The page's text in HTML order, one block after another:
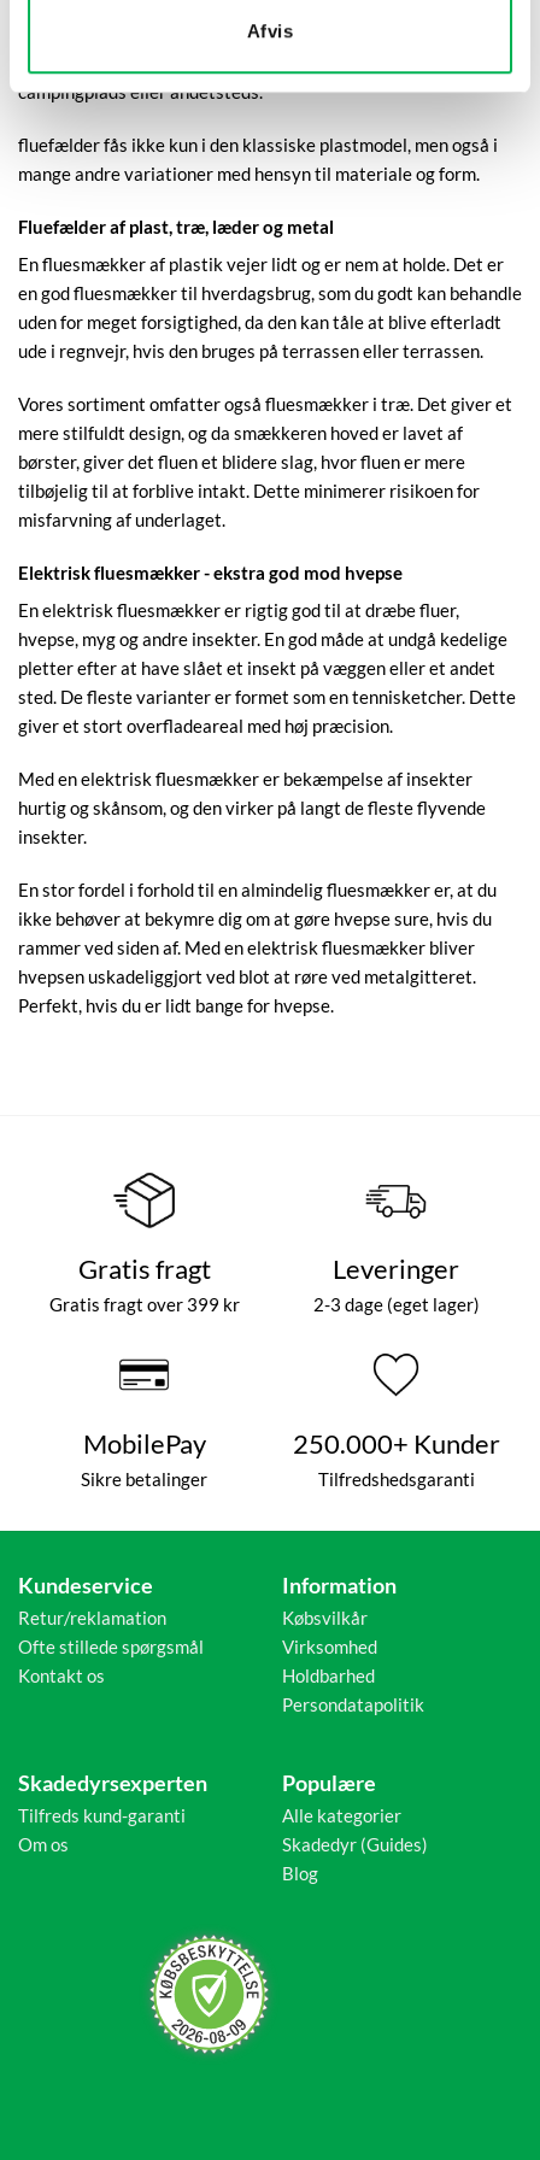
Afvis
rækkevidde. Det er også en god idé at pakke en eller flere
campingplads eller andetsteds.
fluefælder fås ikke kun i den klassiske plastmodel, men også i
mange andre variationer med hensyn til materiale og form.
Fluefælder af plast, træ, læder og metal
En fluesmækker af plastik vejer lidt og er nem at holde. Det er
en god fluesmækker til hverdagsbrug, som du godt kan behandle
uden for meget forsigtighed, da den kan tåle at blive efterladt
ude i regnvejr, hvis den bruges på terrassen eller terrassen.
Vores sortiment omfatter også fluesmækker i træ. Det giver et
mere stilfuldt design, og da smækkeren hoved er lavet af
børster, giver det fluen et blidere slag, hvor fluen er mere
tilbøjelig til at forblive intakt. Dette minimerer risikoen for
misfarvning af underlaget.
Elektrisk fluesmækker - ekstra god mod hvepse
En elektrisk fluesmækker er rigtig god til at dræbe fluer,
hvepse, myg og andre insekter. En god måde at undgå kedelige
pletter efter at have slået et insekt på væggen eller et andet
sted. De fleste varianter er formet som en tennisketcher. Dette
giver et stort overfladeareal med høj præcision.
Med en elektrisk fluesmækker er bekæmpelse af insekter
hurtig og skånsom, og den virker på langt de fleste flyvende
insekter.
En stor fordel i forhold til en almindelig fluesmækker er, at du
ikke behøver at bekymre dig om at gøre hvepse sure, hvis du
rammer ved siden af. Med en elektrisk fluesmækker bliver
hvepsen uskadeliggjort ved blot at røre ved metalgitteret.
Perfekt, hvis du er lidt bange for hvepse.
Gratis fragt
Gratis fragt over 399 kr
Leveringer
2-3 dage (eget lager)
MobilePay
Sikre betalinger
250.000+ Kunder
Tilfredshedsgaranti
Kundeservice
Retur/reklamation
Ofte stillede spørgsmål
Kontakt os
Information
Købsvilkår
Virksomhed
Holdbarhed
Persondatapolitik
Skadedyrsexperten
Tilfreds kund-garanti
Om os
Populære
Alle kategorier
Skadedyr (Guides)
Blog